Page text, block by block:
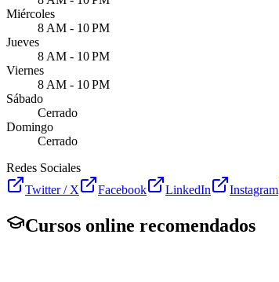
Miércoles
8 AM - 10 PM
Jueves
8 AM - 10 PM
Viernes
8 AM - 10 PM
Sábado
Cerrado
Domingo
Cerrado
Redes Sociales
Twitter / X
Facebook LinkedIn Instagram
Cursos online recomendados